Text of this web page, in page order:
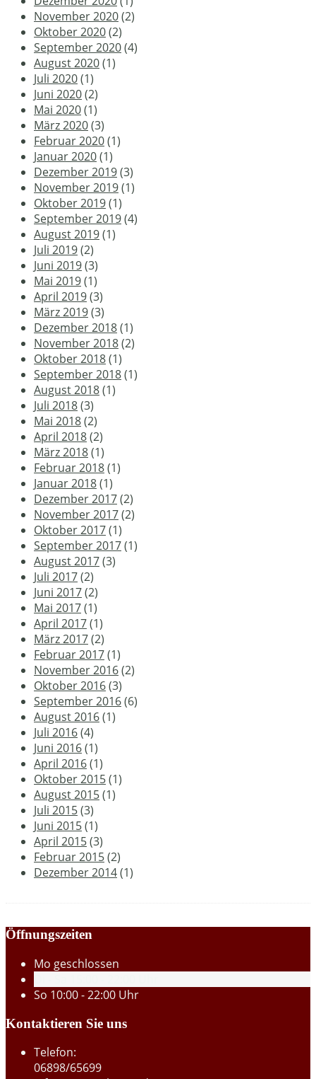
November 2020(2)
Oktober 2020(2)
September 2020(4)
August 2020(1)
Juli 2020(1)
Juni 2020(2)
Mai 2020(1)
März 2020(3)
Februar 2020(1)
Januar 2020(1)
Dezember 2019(3)
November 2019(1)
Oktober 2019(1)
September 2019(4)
August 2019(1)
Juli 2019(2)
Juni 2019(3)
Mai 2019(1)
April 2019(3)
März 2019(3)
Dezember 2018(1)
November 2018(2)
Oktober 2018(1)
September 2018(1)
August 2018(1)
Juli 2018(3)
Mai 2018(2)
April 2018(2)
März 2018(1)
Februar 2018(1)
Januar 2018(1)
Dezember 2017(2)
November 2017(2)
Oktober 2017(1)
September 2017(1)
August 2017(3)
Juli 2017(2)
Juni 2017(2)
Mai 2017(1)
April 2017(1)
März 2017(2)
Februar 2017(1)
November 2016(2)
Oktober 2016(3)
September 2016(6)
August 2016(1)
Juli 2016(4)
Juni 2016(1)
April 2016(1)
Oktober 2015(1)
August 2015(1)
Juli 2015(3)
Juni 2015(1)
April 2015(3)
Februar 2015(2)
Dezember 2014(1)
Öffnungszeiten
Mo geschlossen
So 10:00 - 22:00 Uhr
Kontaktieren Sie uns
Telefon:
06898/65699